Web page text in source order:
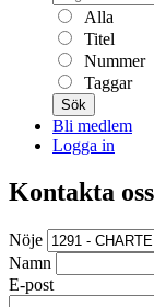
Alla
Titel
Nummer
Taggar
Sök
Bli medlem
Logga in
Kontakta oss
Nöje
Namn
E-post